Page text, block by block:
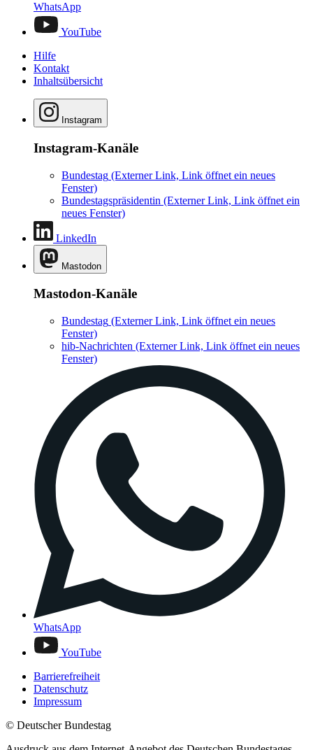
WhatsApp
YouTube
Hilfe
Kontakt
Inhaltsübersicht
Instagram
Instagram-Kanäle
Bundestag (Externer Link, Link öffnet ein neues
Fenster)
Bundestagspräsidentin (Externer Link, Link öffnet ein
neues Fenster)
LinkedIn
Mastodon
Mastodon-Kanäle
Bundestag (Externer Link, Link öffnet ein neues
Fenster)
hib-Nachrichten (Externer Link, Link öffnet ein neues
Fenster)
WhatsApp
YouTube
Barrierefreiheit
Datenschutz
Impressum
© Deutscher Bundestag